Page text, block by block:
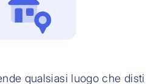
qualsiasi luogo che disti